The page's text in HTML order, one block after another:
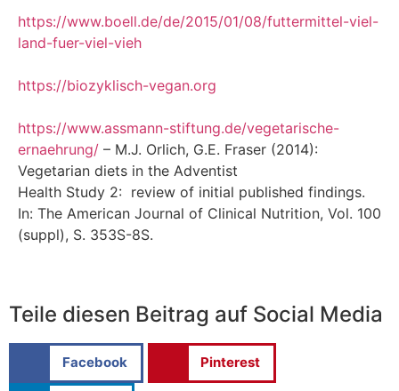
https://www.boell.de/de/2015/01/08/futtermittel-viel-
land-fuer-viel-vieh
https://biozyklisch-vegan.org
https://www.assmann-stiftung.de/vegetarische-
ernaehrung/ – M.J. Orlich, G.E. Fraser (2014):
Vegetarian diets in the Adventist
Health Study 2: review of initial published findings.
In: The American Journal of Clinical Nutrition, Vol. 100
(suppl), S. 353S-8S.
Teile diesen Beitrag auf Social Media
Facebook Pinterest